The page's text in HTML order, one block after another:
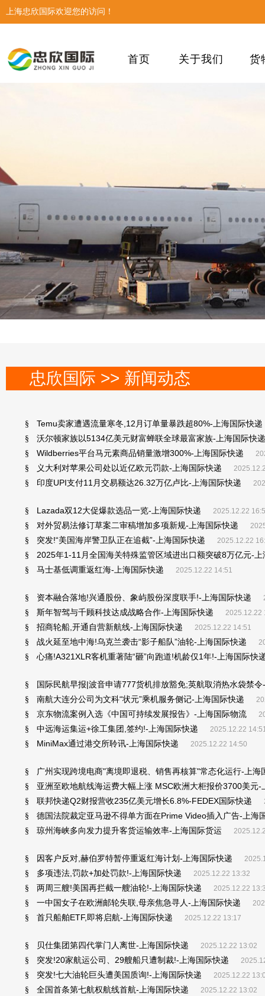
上海忠欣国际欢迎您的访问！
首页 关于我们 货
忠欣国际 >> 新闻动态
§ Temu卖家遭遇流量寒冬,12月订单量暴跌超80%-上海国际快递
§ 沃尔顿家族以5134亿美元财富蝉联全球最富家族-上海国际快递
§ Wildberries平台马元素商品销量激增300%-上海国际快递
§ 义大利对苹果公司处以近亿欧元罚款-上海国际快递
§ 印度UPI支付11月交易额达26.32万亿卢比-上海国际快递
§ Lazada双12大促爆款选品一览-上海国际快递 2025.12.22
§ 对外贸易法修订草案二审稿增加多项新规-上海国际快递
§ 突发!“美国海岸警卫队正在追截”-上海国际快递 2025.12.22
§ 2025年1-11月全国海关特殊监管区域进出口额突破8万亿元-上
§ 马士基低调重返红海-上海国际快递 2025.12.22 14:51
§ 资本融合落地!兴通股份、象屿股份深度联手!-上海国际快递
§ 斯年智驾与千顾科技达成战略合作-上海国际快递 2025.12.22
§ 招商轮船,开通自营新航线-上海国际快递 2025.12.22 14:51
§ 战火延至地中海!乌克兰袭击“影子船队”油轮-上海国际快递
§ 心痛!A321XLR客机重著陆“砸”向跑道!机龄仅1年!-上海国际快
§ 国际民航早报|波音申请777货机排放豁免;英航取消热水袋禁
§ 南航大连分公司为文科“状元”乘机服务侧记-上海国际快递
§ 京东物流案例入选《中国可持续发展报告》-上海国际物流
§ 中远海运集运+徐工集团,签约!-上海国际快递 2025.12.22
§ MiniMax通过港交所聆讯-上海国际快递 2025.12.22 14:50
§ 广州实现跨境电商"离境即退税、销售再核算"常态化运行-上海
§ 亚洲至欧地航线海运费大幅上涨 MSC欧洲大柜报价3700美元-
§ 联邦快递Q2财报营收235亿美元增长6.8%-FEDEX国际快递
§ 德国法院裁定亚马逊不得单方面在Prime Video插入广告-上海
§ 琼州海峡多向发力提升客货运输效率-上海国际货运
§ 因客户反对,赫伯罗特暂停重返红海计划-上海国际快递
§ 多项违法,罚款+加处罚款!-上海国际快递 2025.12.22 13:32
§ 两周三艘!美国再拦截一艘油轮!-上海国际快递 2025.12.22
§ 一中国女子在欧洲邮轮失联,母亲焦急寻人-上海国际快递
§ 首只船舶ETF,即将启航-上海国际快递 2025.12.22 13:17
§ 贝仕集团第四代掌门人离世-上海国际快递 2025.12.22 13:02
§ 突发!20家航运公司、29艘船只遭制裁!-上海国际快递
§ 突发!七大油轮巨头遭美国质询!-上海国际快递 2025.12.22
§ 全国首条第七航权航线首航-上海国际快递 2025.12.22 13:02